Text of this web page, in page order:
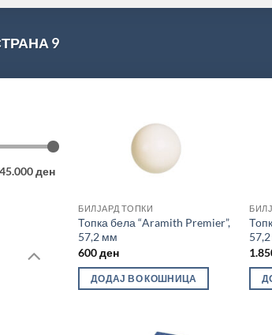
9
ден
БИЛЈАРД ТОПКИ
Топка бела “Aramith Premier”,
57,2 мм
600ден
ДОДАЈ ВО КОШНИЦА